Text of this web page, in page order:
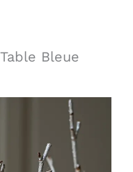
Bleue